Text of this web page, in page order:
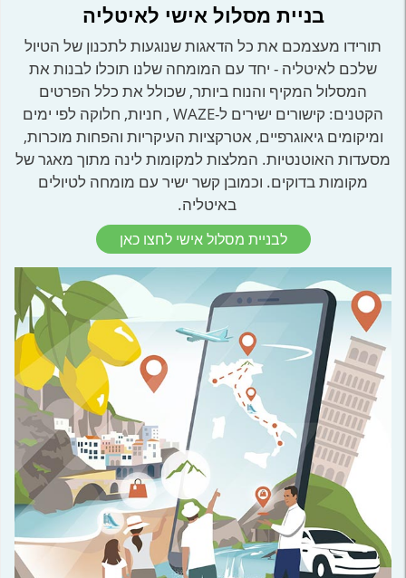
בניית מסלול אישי לאיטליה
תורידו מעצמכם את כל הדאגות שנוגעות לתכנון של הטיול
שלכם לאיטליה - יחד עם המומחה שלנו תוכלו לבנות את
המסלול המקיף והנוח ביותר, שכולל את כלל הפרטים
הקטנים: קישורים ישירים ל-WAZE , חניות, חלוקה לפי ימים
ומיקומים גיאוגרפיים, אטרקציות העיקריות והפחות מוכרות,
מסעדות האוטנטיות. המלצות למקומות לינה מתוך מאגר של
מקומות בדוקים. וכמובן קשר ישיר עם מומחה לטיולים
באיטליה.
לבניית מסלול אישי לחצו כאן